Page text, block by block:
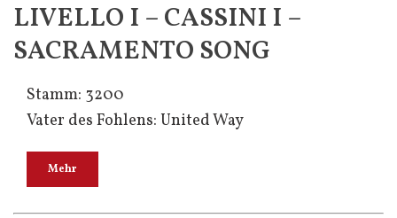
LIVELLO I – CASSINI I –
SACRAMENTO SONG
Stamm: 3200
Vater des Fohlens: United Way
Mehr